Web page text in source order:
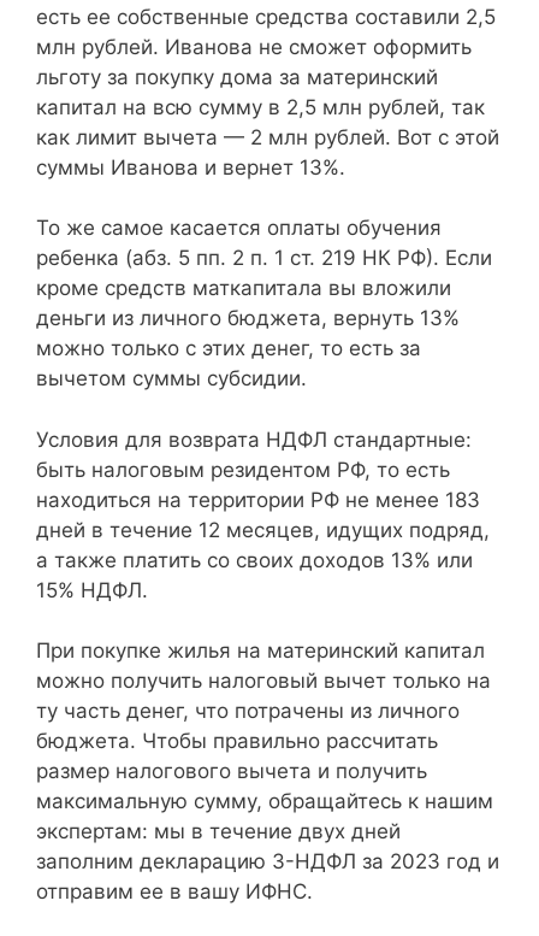
есть ее собственные средства составили 2,5
млн рублей. Иванова не сможет оформить
льготу за покупку дома за материнский
капитал на всю сумму в 2,5 млн рублей, так
как лимит вычета — 2 млн рублей. Вот с этой
суммы Иванова и вернет 13%.
То же самое касается оплаты обучения
ребенка (абз. 5 пп. 2 п. 1 ст. 219 НК РФ). Если
кроме средств маткапитала вы вложили
деньги из личного бюджета, вернуть 13%
можно только с этих денег, то есть за
вычетом суммы субсидии.
Условия для возврата НДФЛ стандартные:
быть налоговым резидентом РФ, то есть
находиться на территории РФ не менее 183
дней в течение 12 месяцев, идущих подряд,
а также платить со своих доходов 13% или
15% НДФЛ.
При покупке жилья на материнский капитал
можно получить налоговый вычет только на
ту часть денег, что потрачены из личного
бюджета. Чтобы правильно рассчитать
размер налогового вычета и получить
максимальную сумму, обращайтесь к нашим
экспертам: мы в течение двух дней
заполним декларацию 3-НДФЛ за 2023 год и
отправим ее в вашу ИФНС.